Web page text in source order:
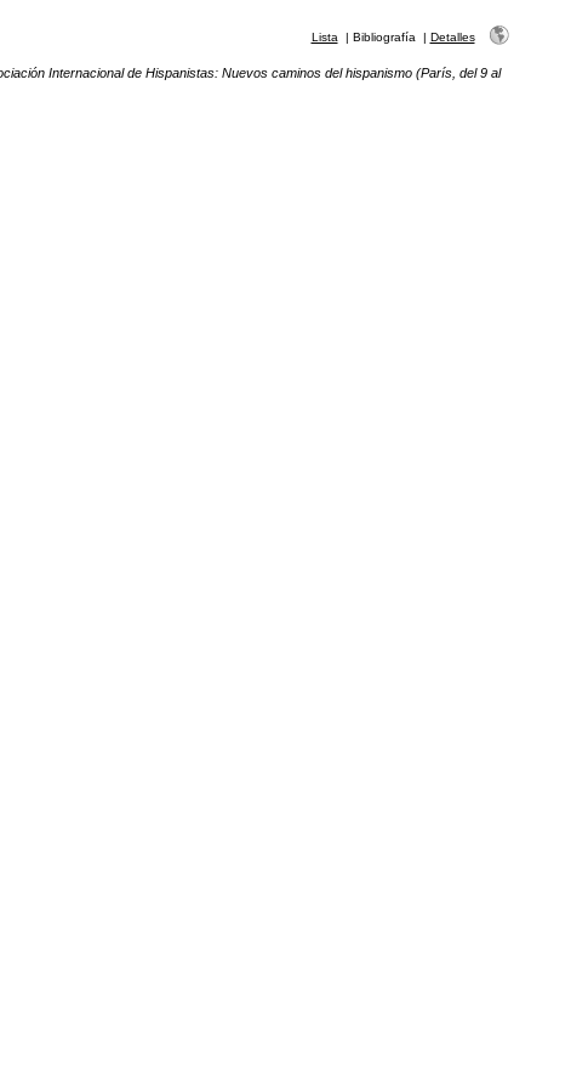
Lista | Bibliografía | Detalles
Internacional de Hispanistas: Nuevos caminos del hispanismo (París, del 9 al